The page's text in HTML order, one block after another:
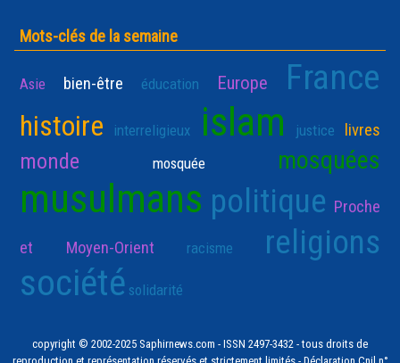
Mots-clés de la semaine
Asie bien-être éducation Europe France
histoire interreligieux islam justice livres
monde mosquée mosquées
musulmans politique Proche
et Moyen-Orient racisme religions
société solidarité
copyright © 2002-2025 Saphirnews.com - ISSN 2497-3432 - tous droits de